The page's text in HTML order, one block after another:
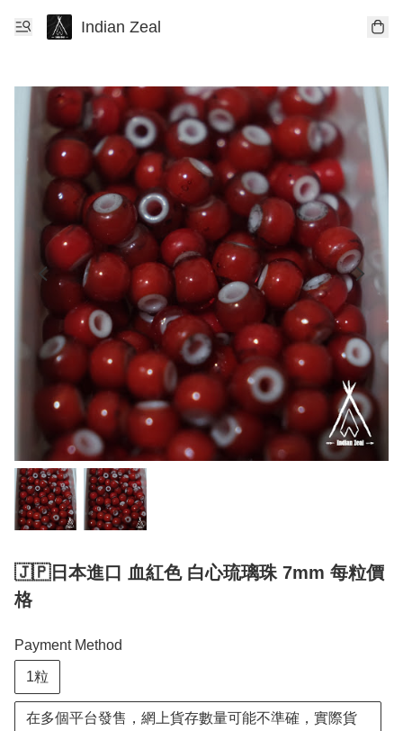
Indian Zeal
🇯🇵日本進口 血紅色 白心琉璃珠 7mm 每粒價
格
Payment Method
1粒
在多個平台發售，網上貨存數量可能不準確，實際貨